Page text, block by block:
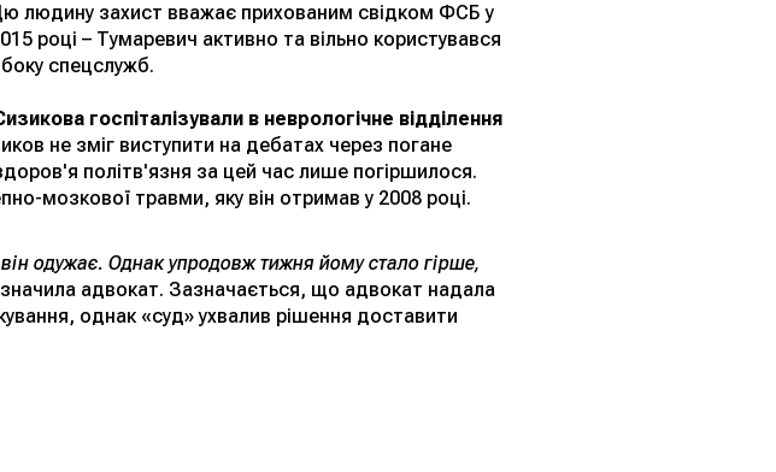
людину захист вважає прихованим свідком ФСБ у
році – Тумаревич активно та вільно користувався
спецслужб.
госпіталізували в неврологічне відділення
не зміг виступити на дебатах через погане
політв'язня за цей час лише погіршилося.
мозкової травми, яку він отримав у 2008 році.
одужає. Однак упродовж тижня йому стало гірше,
адвокат. Зазначається, що адвокат надала
однак «суд» ухвалив рішення доставити